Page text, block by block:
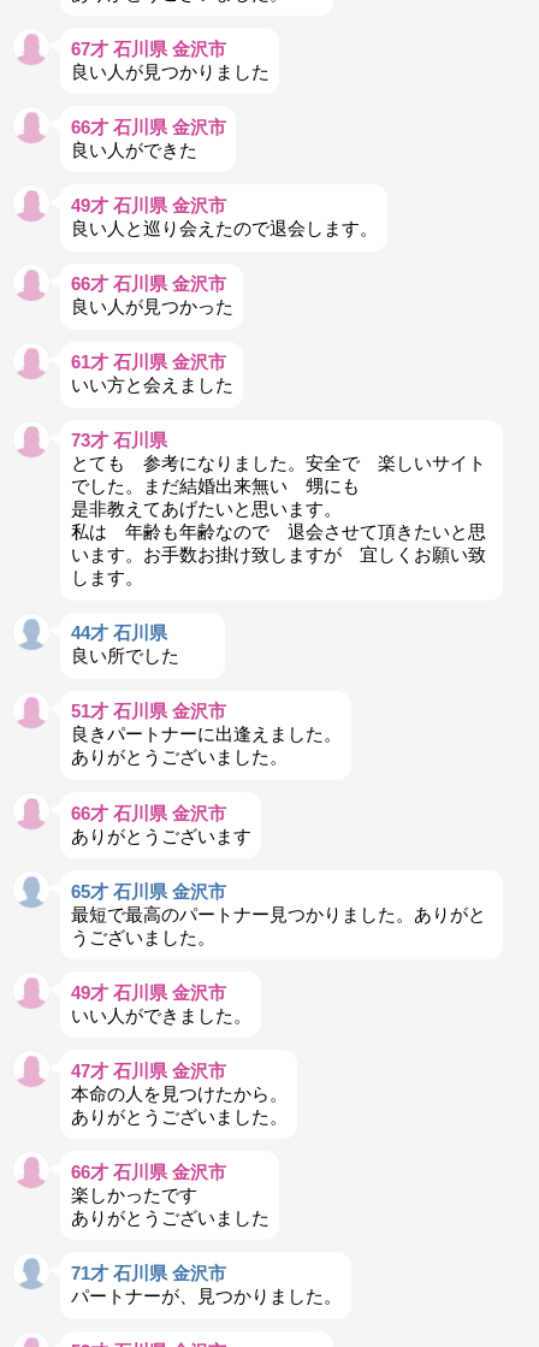
67才 石川県 金沢市
良い人が見つかりました
66才 石川県 金沢市
良い人ができた
49才 石川県 金沢市
良い人と巡り会えたので退会します。
66才 石川県 金沢市
良い人が見つかった
61才 石川県 金沢市
いい方と会えました
73才 石川県
とても 参考になりました。安全で 楽しいサイト
でした。まだ結婚出来無い 甥にも
是非教えてあげたいと思います。
私は 年齢も年齢なので 退会させて頂きたいと思
います。お手数お掛け致しますが 宜しくお願い致
します。
44才 石川県
良い所でした
51才 石川県 金沢市
良きパートナーに出逢えました。
ありがとうございました。
66才 石川県 金沢市
ありがとうございます
65才 石川県 金沢市
最短で最高のパートナー見つかりました。ありがと
うございました。
49才 石川県 金沢市
いい人ができました。
47才 石川県 金沢市
本命の人を見つけたから。
ありがとうございました。
66才 石川県 金沢市
楽しかったです
ありがとうございました
71才 石川県 金沢市
パートナーが、見つかりました。